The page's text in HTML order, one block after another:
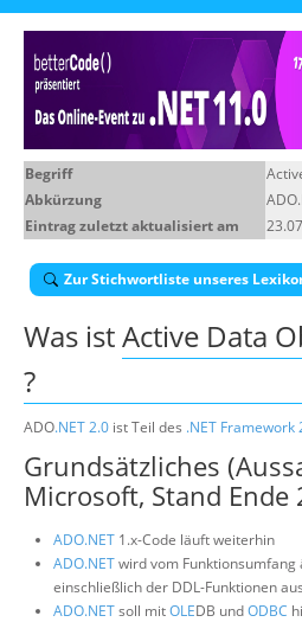
Offene Seminare
Wissen
Über uns
Begriff
Abkürzung
Eintrag zuletzt aktualisiert am
Zur Stichwortliste unseres
Was istActive Data
?
ADO.NET 2.0 ist Teil des .NET Framework
Grundsätzliches
Microsoft, Stand Ende
ADO.NET 1.x-Code läuft weiterhin
ADO.NETwird vom Funktionsumfang
einschließlich der DDL-Funktionen aus
ADO.NETsoll mitOLEDB undODBC